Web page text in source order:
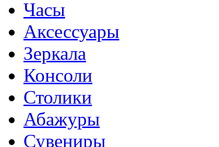
Часы
Аксессуары
Зеркала
Консоли
Столики
Абажуры
Сувениры